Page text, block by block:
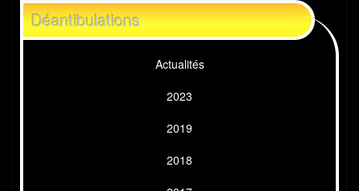
Déantibulations
Actualités
2023
2019
2018